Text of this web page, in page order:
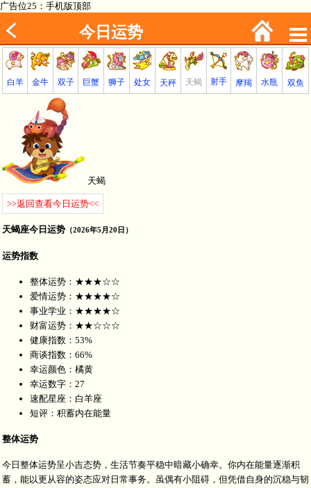
广告位25：手机版顶部
今日运势
白羊 金牛 双子 巨蟹 狮子 处女 天秤 天蝎 射手 摩羯 水瓶 双鱼
天蝎
>>返回查看今日运势<<
天蝎座今日运势 （2026年5月20日）
运势指数
整体运势：★★★☆☆
爱情运势：★★★★☆
事业学业：★★★★☆
财富运势：★★☆☆☆
健康指数：53%
商谈指数：66%
幸运颜色：橘黄
幸运数字：27
速配星座：白羊座
短评：积蓄内在能量
整体运势
今日整体运势呈小吉态势，生活节奏平稳中暗藏小确幸。你内在能量逐渐积
蓄，能以更从容的姿态应对日常事务。虽偶有小阻碍，但凭借自身的沉稳与韧